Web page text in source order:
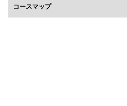
コースマップ